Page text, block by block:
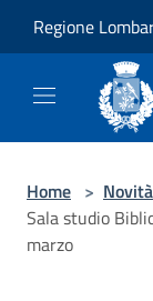
Regione
Home > Novità
Sala studio
marzo